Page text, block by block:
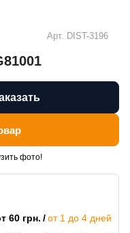
Арт. DIST-3196
60 грн.
от 1 до 4 дней
фото!